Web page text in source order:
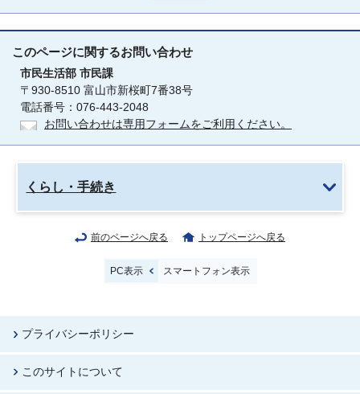
このページに関するお問い合わせ
市民生活部 市民課
〒930-8510 富山市新桜町7番38号
電話番号：076-443-2048
お問い合わせは専用フォームをご利用ください。
くらし・手続き
前のページへ戻る トップページへ戻る
PC表示 スマートフォン表示
プライバシーポリシー
このサイトについて